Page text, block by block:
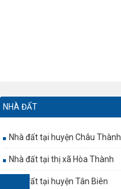
NHÀ ĐẤT
Nhà đất tại huyện Châu Thành
Nhà đất tại thị xã Hòa Thành
Nhà đất tại huyện Tân Biên